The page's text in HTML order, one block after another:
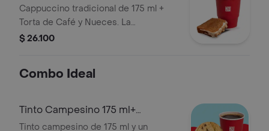
Café
Cappuccino tradicional de 175 ml +
Torta de Café y Nueces. La
presentación del Cappuccino puede
durante el transporte para pedidos a
$ 26.100
Combo Ideal
Tinto Campesino 175 ml+
Acompañamiento
Tinto campesino de 175 ml y un